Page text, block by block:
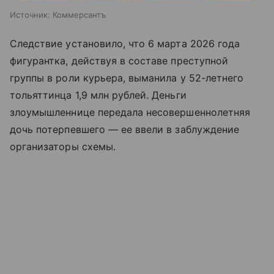
Источник: Коммерсантъ
Следствие установило, что 6 марта 2026 года
фигурантка, действуя в составе преступной
группы в роли курьера, выманила у 52-летнего
тольяттинца 1,9 млн рублей. Деньги
злоумышленнице передала несовершеннолетняя
дочь потерпевшего — ее ввели в заблуждение
организаторы схемы.